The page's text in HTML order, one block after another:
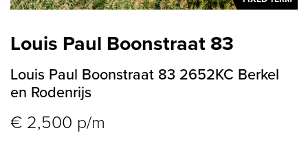
Louis Paul Boonstraat 83
Louis Paul Boonstraat 83 2652KC Berkel
en Rodenrijs
€ 2,500 p/m